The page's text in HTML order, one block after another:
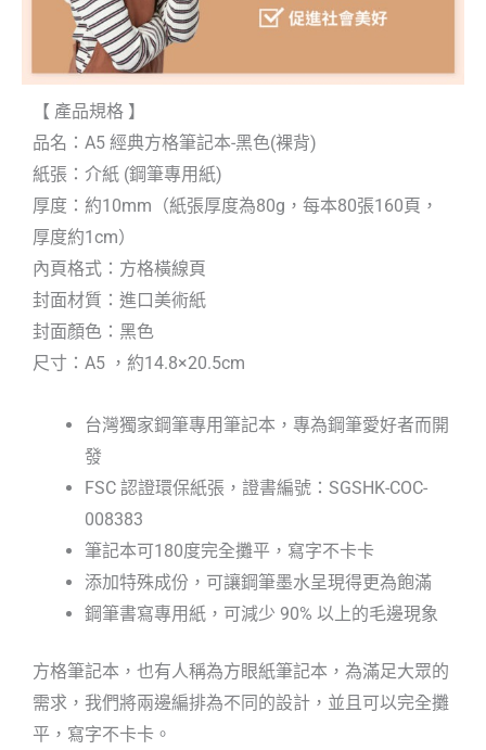
【 產品規格 】
品名：A5 經典方格筆記本-黑色(裸背)
紙張：介紙 (鋼筆專用紙)
厚度：約10mm（紙張厚度為80g，每本80張160頁，
厚度約1cm）
內頁格式：方格橫線頁
封面材質：進口美術紙
封面顏色：黑色
尺寸：A5 ，約14.8×20.5cm
台灣獨家鋼筆專用筆記本，專為鋼筆愛好者而開
發
FSC 認證環保紙張，證書編號：SGSHK-COC-
008383
筆記本可180度完全攤平，寫字不卡卡
添加特殊成份，可讓鋼筆墨水呈現得更為飽滿
鋼筆書寫專用紙，可減少 90% 以上的毛邊現象
方格筆記本，也有人稱為方眼紙筆記本，為滿足大眾的
需求，我們將兩邊編排為不同的設計，並且可以完全攤
平，寫字不卡卡。